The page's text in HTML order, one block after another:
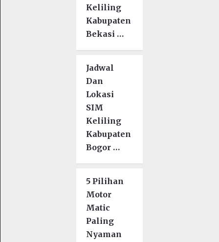
Keliling
Kabupaten
Bekasi …
Jadwal
Dan
Lokasi
SIM
Keliling
Kabupaten
Bogor …
5 Pilihan
Motor
Matic
Paling
Nyaman